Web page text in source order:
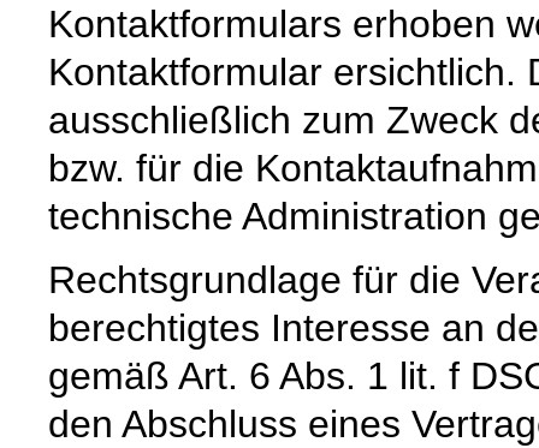
Kontaktformulars erhoben
Kontaktformular ersichtlich.
ausschließlich zum Zweck
bzw. für die
technische Administration
Rechtsgrundlage für die
berechtigtes Interesse an
gemäß Art. 6 Abs. 1 lit. f
den Abschluss eines